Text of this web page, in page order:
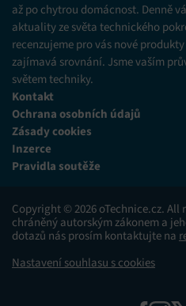
až po chytrou domácnost. Denně
aktuality ze světa technického
recenzujeme pro vás nové
zajímavá srovnání. Jsme vaším
světem techniky.
Kontakt
Ochrana osobních údajů
Zásady cookies
Inzerce
Pravidla soutěže
Copyright © 2026 oTechnice.cz. All
chráněný autorským zákonem a
dotazů nás prosím kontaktujte na
Nastavení souhlasu s cookies